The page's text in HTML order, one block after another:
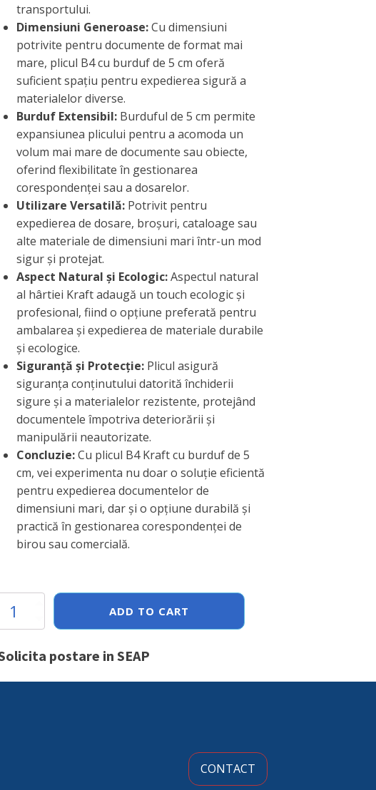
transportului.
Dimensiuni Generoase:Cu dimensiuni
potrivite pentru documente de format mai
mare, plicul B4 cu burduf de 5 cm oferă
suficient spațiu pentru expedierea sigură a
materialelor diverse.
Burduf Extensibil: Burduful de 5 cm permite
expansiunea plicului pentru a acomoda un
volum mai mare de documente sau obiecte,
oferind flexibilitate în gestionarea
corespondenței sau a dosarelor.
Utilizare Versatilă: Potrivit pentru
expedierea de dosare, broșuri, cataloage sau
alte materiale de dimensiuni mari într-un mod
sigur și protejat.
Aspect Natural și Ecologic:Aspectul natural
al hârtiei Kraft adaugă un touch ecologic și
profesional, fiind o opțiune preferată pentru
ambalarea și expedierea de materiale durabile
și ecologice.
Siguranță și Protecție: Plicul asigură
siguranța conținutului datorită închiderii
sigure și a materialelor rezistente, protejând
documentele împotriva deteriorării și
manipulării neautorizate.
Concluzie:Cu plicul B4 Kraft cu burduf de 5
cm, vei experimenta nu doar o soluție eficientă
pentru expedierea documentelor de
dimensiuni mari, dar și o opțiune durabilă și
practică în gestionarea corespondenței de
birou sau comercială.
ADD TO CART
postare in SEAP
CONTACT